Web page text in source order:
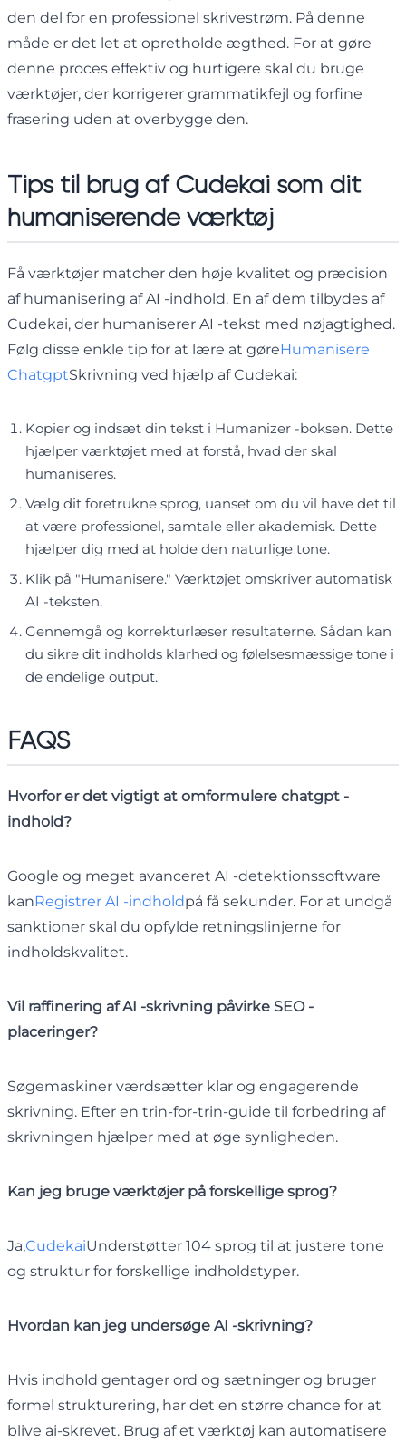
den del for en professionel skrivestrøm. På denne
måde er det let at opretholde ægthed. For at gøre
denne proces effektiv og hurtigere skal du bruge
værktøjer, der korrigerer grammatikfejl og forfine
frasering uden at overbygge den.
Tips til brug af Cudekai som dit
humaniserende værktøj
Få værktøjer matcher den høje kvalitet og præcision
af humanisering af AI -indhold. En af dem tilbydes af
Cudekai, der humaniserer AI -tekst med nøjagtighed.
Følg disse enkle tip for at lære at gøreHumanisere
ChatgptSkrivning ved hjælp af Cudekai:
Kopier og indsæt din tekst i Humanizer -boksen. Dette
hjælper værktøjet med at forstå, hvad der skal
humaniseres.
Vælg dit foretrukne sprog, uanset om du vil have det til
at være professionel, samtale eller akademisk. Dette
hjælper dig med at holde den naturlige tone.
Klik på "Humanisere." Værktøjet omskriver automatisk
AI -teksten.
Gennemgå og korrekturlæser resultaterne. Sådan kan
du sikre dit indholds klarhed og følelsesmæssige tone i
de endelige output.
FAQS
Hvorfor er det vigtigt at omformulere chatgpt -
indhold?
Google og meget avanceret AI -detektionssoftware
kanRegistrer AI -indholdpå få sekunder. For at undgå
sanktioner skal du opfylde retningslinjerne for
indholdskvalitet.
Vil raffinering af AI -skrivning påvirke SEO -
placeringer?
Søgemaskiner værdsætter klar og engagerende
skrivning. Efter en trin-for-trin-guide til forbedring af
skrivningen hjælper med at øge synligheden.
Kan jeg bruge værktøjer på forskellige sprog?
Ja,CudekaiUnderstøtter 104 sprog til at justere tone
og struktur for forskellige indholdstyper.
Hvordan kan jeg undersøge AI -skrivning?
Hvis indhold gentager ord og sætninger og bruger
formel strukturering, har det en større chance for at
blive ai-skrevet. Brug af et værktøj kan automatisere